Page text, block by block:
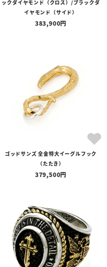
ックダイヤモンド（クロス）/ブラックダ
イヤモンド（サイド）
383,900
ゴッドサンズ 全金特大イーグルフック
（たたき）
379,500